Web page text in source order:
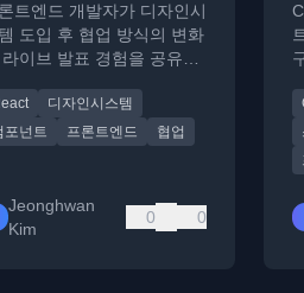
트엔드 개발자가 디자인시
도입 후 협업 방식의 변화
라이브 발표 경험을 공유합
디자인시스템
포넌트
프론트엔드 협업
Jeonghwan
Kim
0 0